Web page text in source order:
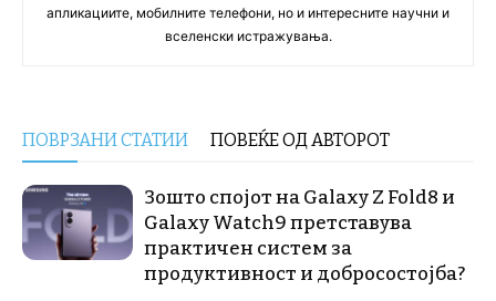
апликациите, мобилните телефони, но и интересните научни и
вселенски истражувања.
ПОВРЗАНИ СТАТИИ ПОВЕЌЕ ОД АВТОРОТ
Зошто спојот на Galaxy Z Fold8 и
Galaxy Watch9 претставува
практичен систем за
продуктивност и добросостојба?